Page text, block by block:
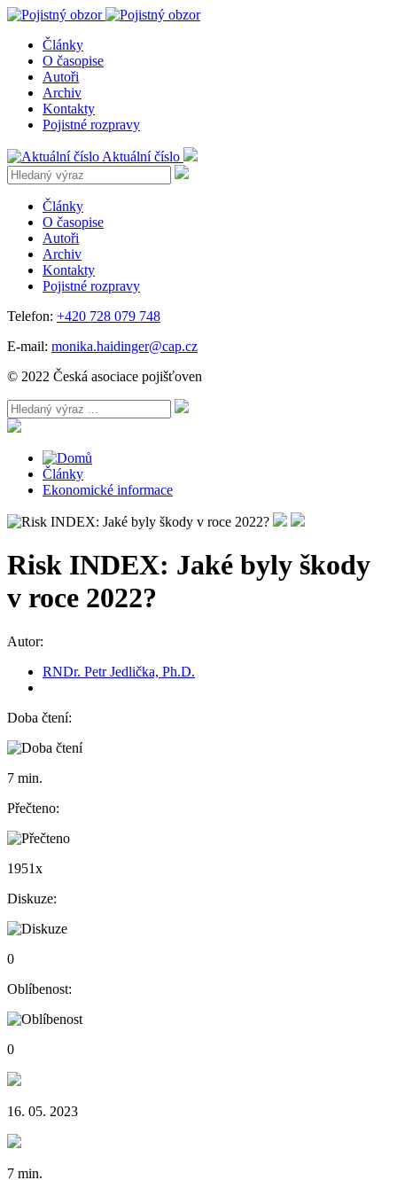
Články
O časopise
Autoři
Archiv
Kontakty
Pojistné rozpravy
Aktuální číslo
Články
O časopise
Autoři
Archiv
Kontakty
Pojistné rozpravy
Telefon: +420 728 079 748
E-mail: monika.haidinger@cap.cz
© 2022 Česká asociace pojišťoven
Články
Ekonomické informace
Risk INDEX: Jaké byly škody
v roce 2022?
Autor:
RNDr. Petr Jedlička, Ph.D.
Doba čtení:
7 min.
Přečteno:
1951x
Diskuze:
0
Oblíbenost:
0
16. 05. 2023
7 min.